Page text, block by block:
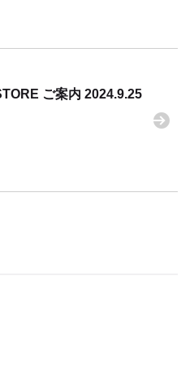
ご案内 2024.9.25